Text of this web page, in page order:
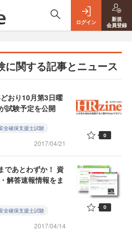
ログイン
新規
会員登録
に関する記事とニュース
おり10月第3日曜
試験予定を公開
全確保支援士試験
2017/04/21
0
であとわずか！ 資
解答速報情報をま
全確保支援士試験
2017/04/14
0